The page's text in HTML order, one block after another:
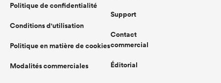
Politique de confidentialité
Conditions d'utilisation
Politique en matière de cookies
Modalités commerciales
Support
Contact
commercial
Éditorial